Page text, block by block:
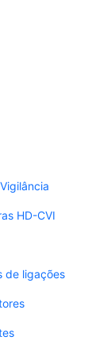
HD-CVI
de ligações